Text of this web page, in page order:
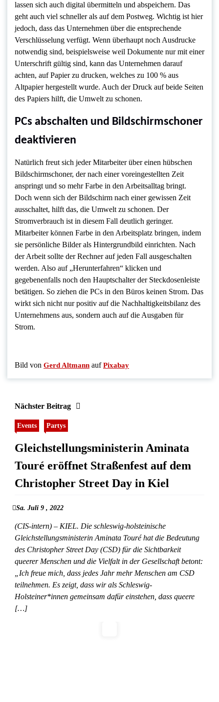
lassen sich auch digital übermitteln und abspeichern. Das
geht auch viel schneller als auf dem Postweg. Wichtig ist hier
jedoch, dass das Unternehmen über die entsprechende
Verschlüsselung verfügt. Wenn überhaupt noch Ausdrucke
notwendig sind, beispielsweise weil Dokumente nur mit einer
Unterschrift gültig sind, kann das Unternehmen darauf
achten, auf Papier zu drucken, welches zu 100 % aus
Altpapier hergestellt wurde. Auch der Druck auf beide Seiten
des Papiers hilft, die Umwelt zu schonen.
PCs abschalten und Bildschirmschoner
deaktivieren
Natürlich freut sich jeder Mitarbeiter über einen hübschen
Bildschirmschoner, der nach einer voreingestellten Zeit
anspringt und so mehr Farbe in den Arbeitsalltag bringt.
Doch wenn sich der Bildschirm nach einer gewissen Zeit
ausschaltet, hilft das, die Umwelt zu schonen. Der
Stromverbrauch ist in diesem Fall deutlich geringer.
Mitarbeiter können Farbe in den Arbeitsplatz bringen, indem
sie persönliche Bilder als Hintergrundbild einrichten. Nach
der Arbeit sollte der Rechner auf jeden Fall ausgeschalten
werden. Also auf „Herunterfahren“ klicken und
gegebenenfalls noch den Hauptschalter der Steckdosenleiste
betätigen. So ziehen die PCs in den Büros keinen Strom. Das
wirkt sich nicht nur positiv auf die Nachhaltigkeitsbilanz des
Unternehmens aus, sondern auch auf die Ausgaben für
Strom.
Bild von Gerd Altmann aufPixabay
Nächster Beitrag
Events Partys
Gleichstellungsministerin Aminata
Touré eröffnet Straßenfest auf dem
Christopher Street Day in Kiel
Sa. Juli 9 , 2022
(CIS-intern) – KIEL. Die schleswig-holsteinische
Gleichstellungsministerin Aminata Touré hat die Bedeutung
des Christopher Street Day (CSD) für die Sichtbarkeit
queerer Menschen und die Vielfalt in der Gesellschaft betont:
„Ich freue mich, dass jedes Jahr mehr Menschen am CSD
teilnehmen. Es zeigt, dass wir als Schleswig-
Holsteiner*innen gemeinsam dafür einstehen, dass queere
[…]